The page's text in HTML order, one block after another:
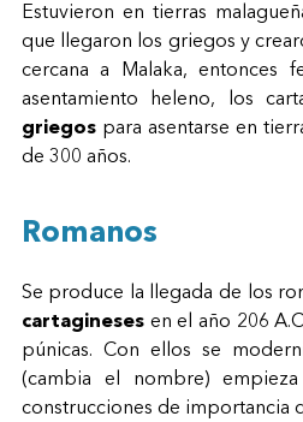
Estuvieron en tierras
que llegaron los griegos y
cercana a Malaka, entonces
asentamiento heleno, los
griegospara asentarse en
de 300 años.
Romanos
Se produce la llegada de los
cartaginesesen el año 206
púnicas. Con ellos se
(cambia el nombre)
construcciones de importancia